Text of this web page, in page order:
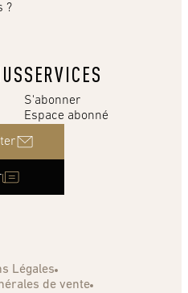
?
SERVICES
S'abonner
Espace abonné
Légales
de vente